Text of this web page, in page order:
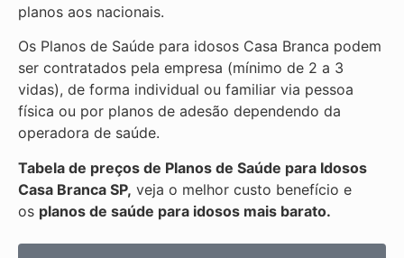
planos aos nacionais.
Os Planos de Saúde para idosos Casa Branca podem
ser contratados pela empresa (mínimo de 2 a 3
vidas), de forma individual ou familiar via pessoa
física ou por planos de adesão dependendo da
operadora de saúde.
Tabela de preços de Planos de Saúde para Idosos
Casa Branca SP, veja o melhor custo benefício e
os planos de saúde para idosos mais barato.